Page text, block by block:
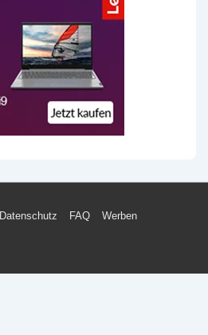
Datenschutz FAQ Werben